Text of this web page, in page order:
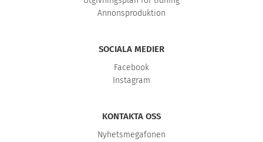
Annonsproduktion
SOCIALA MEDIER
Facebook
Instagram
KONTAKTA OSS
Nyhetsmegafonen